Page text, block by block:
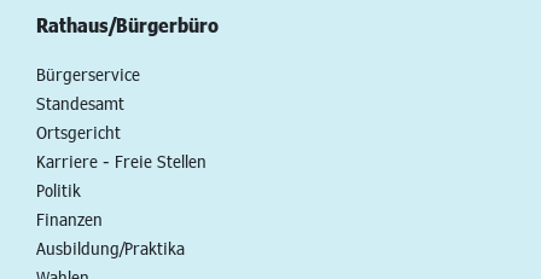
Rathaus/Bürgerbüro
Bürgerservice
Standesamt
Ortsgericht
Karriere - Freie Stellen
Politik
Finanzen
Ausbildung/Praktika